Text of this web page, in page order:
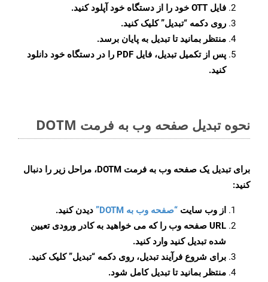
فایل OTT خود را از دستگاه خود آپلود کنید.
روی دکمه “تبدیل”کلیک کنید.
منتظر بمانید تا تبدیل به پایان برسد.
پس از تکمیل تبدیل، فایل PDF را در دستگاه خود دانلود
کنید.
نحوه تبدیل صفحه وب به فرمت DOTM
برای تبدیل یک صفحه وب به فرمت DOTM، مراحل زیر را دنبال
کنید:
از وب سایت “صفحه وب به DOTM”
دیدن کنید.
URL صفحه وب را که می خواهید به کادر ورودی تعیین
شده تبدیل کنید وارد کنید.
برای شروع فرآیند تبدیل، روی دکمه “تبدیل” کلیک کنید.
منتظر بمانید تا تبدیل کامل شود.